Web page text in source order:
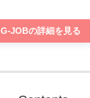
G-JOBの詳細を見る